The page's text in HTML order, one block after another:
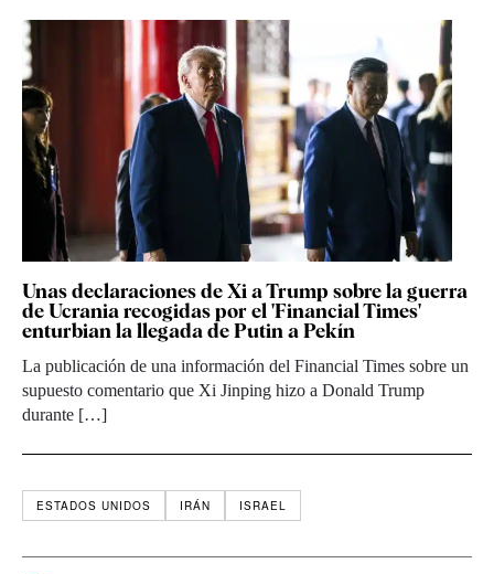
Unas declaraciones de Xi a Trump sobre la guerra
de Ucrania recogidas por el 'Financial Times'
enturbian la llegada de Putin a Pekín
La publicación de una información del Financial Times sobre un
supuesto comentario que Xi Jinping hizo a Donald Trump
durante […]
ESTADOS UNIDOS IRÁN ISRAEL